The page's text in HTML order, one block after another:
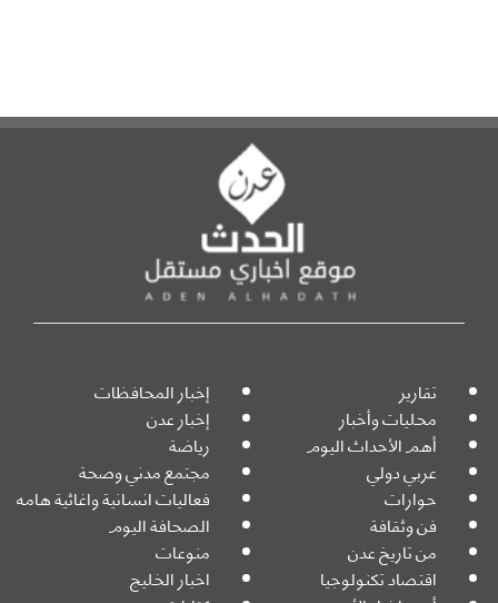
تقارير إخبار المحافظات
محليات وأخبار إخبار عدن
أهم الأحداث اليوم رياضة
عربي دولي مجتمع مدني وصحة
حوارات فعاليات انسانية واغاثية هامه
فن وثقافة الصحافة اليوم
من تاريخ عدن منوعات
اقتصاد تكنولوجيا اخبار الخليج